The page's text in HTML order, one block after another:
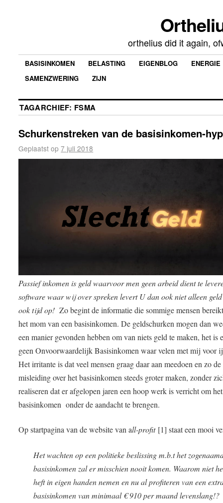
orthelius did it again,
BASISINKOMEN BELASTING EIGENBLOG
ENERGIE
SAMENZWERING
ZIJN
TAGARCHIEF: FSMA
Schurkenstreken van de basisinkomen-
Geplaatst op 7 juli 2018
Passief inkomen is geld waarvoor men geen arbeid dient te
software waar wij over spreken levert U dan ook niet alleen
ook tijd op! Zo begint de informatie die sommige mensen
het mom van een basisinkomen. De geldschurken mogen dan
een manier gevonden hebben om van niets geld te maken, het is
geen Onvoorwaardelijk Basisinkomen waar velen met mij voor
Het irritante is dat veel mensen graag daar aan meedoen en zo de
misleiding over het basisinkomen steeds groter maken, zonder
realiseren dat er afgelopen jaren een hoop werk is verricht om
basisinkomen onder de aandacht te brengen.
Op startpagina van de website van all-profit[1] staat een mooi
Het wachten op een politieke beslissing m.b.t het
basisinkomen zal er misschien nooit komen. Waarom niet
heft in eigen handen nemen en nu al profiteren van een
basisinkomen van minimaal € 910 per maand levenslang!?